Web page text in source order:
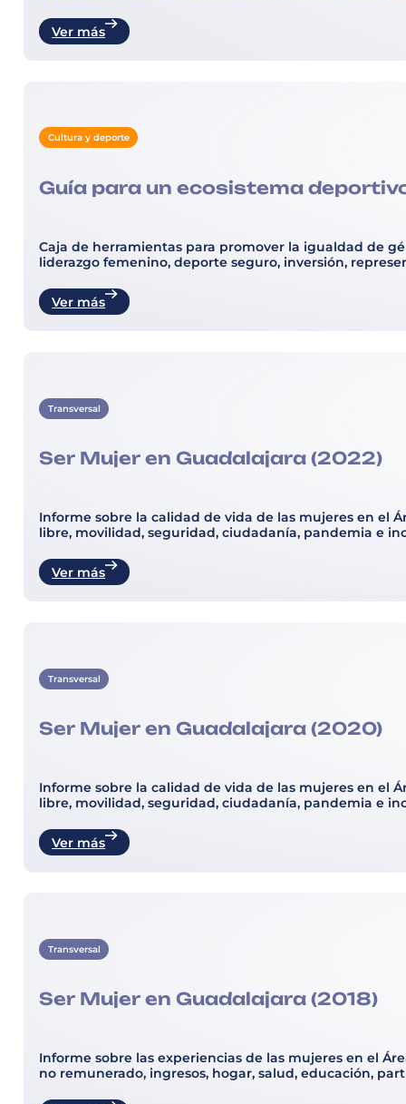
Ver más
Cultura y deporte
Guía para un ecosistema
Caja de herramientas para promover la igualdad de
liderazgo femenino, deporte seguro, inversión,
Ver más
Transversal
Ser Mujer en Guadalajara (2022)
Informe sobre la calidad de vida de las mujeres en el
libre, movilidad, seguridad, ciudadanía, pandemia e
Ver más
Transversal
Ser Mujer en Guadalajara (2020)
Informe sobre la calidad de vida de las mujeres en el
libre, movilidad, seguridad, ciudadanía, pandemia e
Ver más
Transversal
Ser Mujer en Guadalajara (2018)
Informe sobre las experiencias de las mujeres en el
no remunerado, ingresos, hogar, salud, educación,